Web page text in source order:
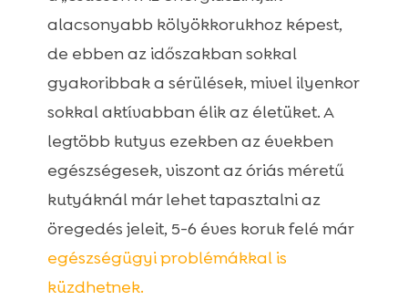
alacsonyabb kölyökkorukhoz képest,
de ebben az időszakban sokkal
gyakoribbak a sérülések, mivel ilyenkor
sokkal aktívabban élik az életüket. A
legtöbb kutyus ezekben az években
egészségesek, viszont az óriás méretű
kutyáknál már lehet tapasztalni az
öregedés jeleit, 5-6 éves koruk felé már
egészségügyi problémákkal is
küzdhetnek.